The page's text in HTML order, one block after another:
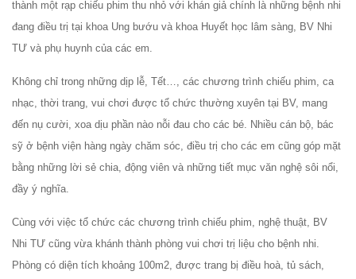
thành một rạp chiếu phim thu nhỏ với khán giả chính là những bệnh nhi
đang điều trị tại khoa Ung bướu và khoa Huyết học lâm sàng, BV Nhi
TƯ và phụ huynh của các em.
Không chỉ trong những dịp lễ, Tết…, các chương trình chiếu phim, ca
nhạc, thời trang, vui chơi được tổ chức thường xuyên tại BV, mang
đến nụ cười, xoa dịu phần nào nỗi đau cho các bé. Nhiều cán bộ, bác
sỹ ở bệnh viện hàng ngày chăm sóc, điều trị cho các em cũng góp mặt
bằng những lời sẻ chia, động viên và những tiết mục văn nghệ sôi nổi,
đầy ý nghĩa.
Cùng với việc tổ chức các chương trình chiếu phim, nghệ thuật, BV
Nhi TƯ cũng vừa khánh thành phòng vui chơi trị liệu cho bệnh nhi.
Phòng có diện tích khoảng 100m2, được trang bị điều hoà, tủ sách,